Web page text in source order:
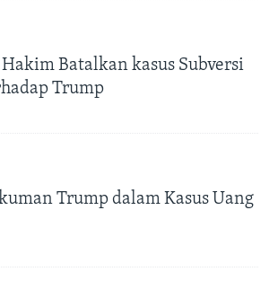
Batalkan kasus Subversi
Trump
Trump dalam Kasus Uang